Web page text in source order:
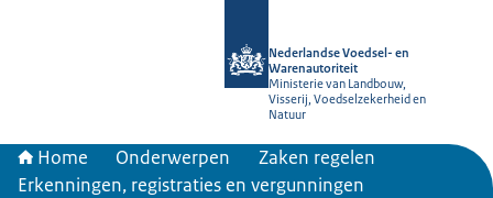
Nederlandse Voedsel- en
Warenautoriteit
Ministerie van Landbouw,
Visserij, Voedselzekerheid en
Natuur
Home Onderwerpen
Zaken regelen
Erkenningen, registraties en vergunningen